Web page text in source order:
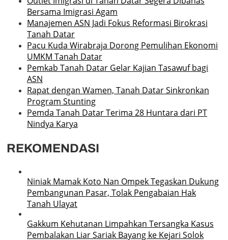
Bersama Imigrasi Agam
Manajemen ASN Jadi Fokus Reformasi Birokrasi
Tanah Datar
Pacu Kuda Wirabraja Dorong Pemulihan Ekonomi
UMKM Tanah Datar
Pemkab Tanah Datar Gelar Kajian Tasawuf bagi
ASN
Rapat dengan Wamen, Tanah Datar Sinkronkan
Program Stunting
Pemda Tanah Datar Terima 28 Huntara dari PT
Nindya Karya
REKOMENDASI
Niniak Mamak Koto Nan Ompek Tegaskan Dukung
Pembangunan Pasar, Tolak Pengabaian Hak
Tanah Ulayat
Gakkum Kehutanan Limpahkan Tersangka Kasus
Pembalakan Liar Sariak Bayang ke Kejari Solok